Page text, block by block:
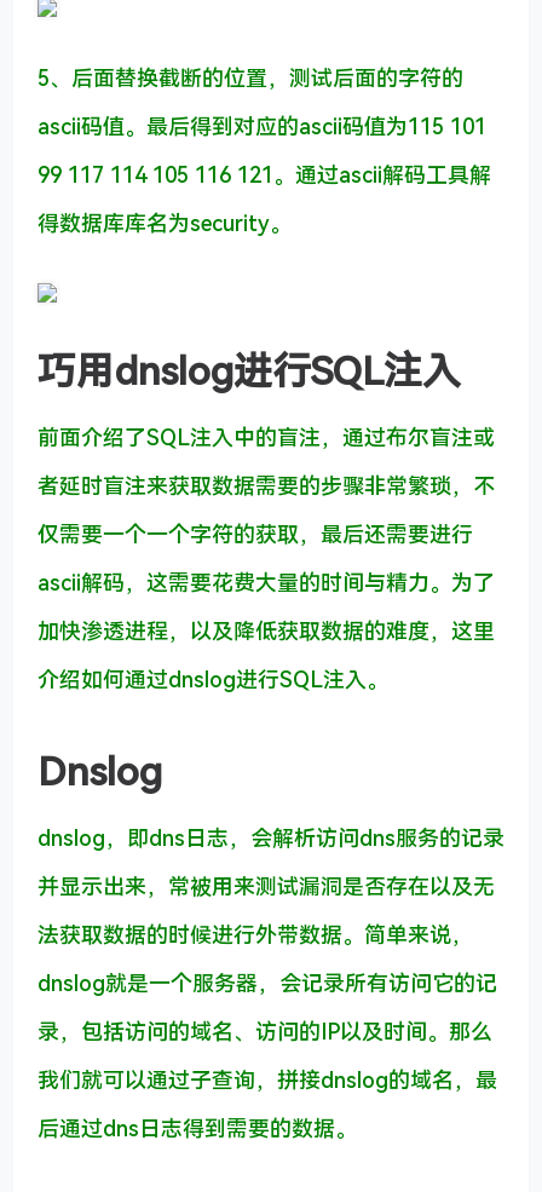
5、后面替换截断的位置，测试后面的字符的
ascii码值。最后得到对应的ascii码值为115 101
99 117 114 105 116 121。通过ascii解码工具解
得数据库库名为security。
巧用dnslog进行SQL注入
前面介绍了SQL注入中的盲注，通过布尔盲注或
者延时盲注来获取数据需要的步骤非常繁琐，不
仅需要一个一个字符的获取，最后还需要进行
ascii解码，这需要花费大量的时间与精力。为了
加快渗透进程，以及降低获取数据的难度，这里
介绍如何通过dnslog进行SQL注入。
Dnslog
dnslog，即dns日志，会解析访问dns服务的记录
并显示出来，常被用来测试漏洞是否存在以及无
法获取数据的时候进行外带数据。简单来说，
dnslog就是一个服务器，会记录所有访问它的记
录，包括访问的域名、访问的IP以及时间。那么
我们就可以通过子查询，拼接dnslog的域名，最
后通过dns日志得到需要的数据。